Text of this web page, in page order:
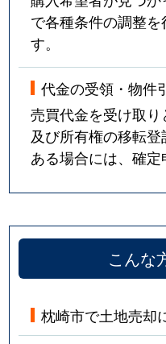
で各種条件の調整
す。
代金の受領・物件
売買代金を受け取
及び所有権の移転
ある場合には、確定
こんな
枕崎市で土地売却